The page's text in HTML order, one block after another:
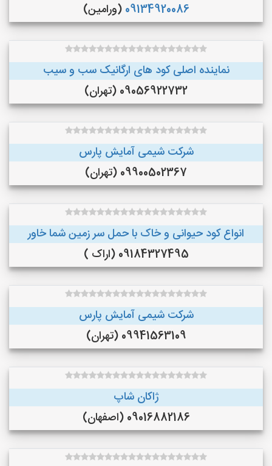
09134920086 (ورامین)
نماینده اصلی کود های ارگانیک سب و سیب
09056922732 (تهران)
شرکت شیمی آمایش پارس
09900502367 (تهران)
انواع کود حیوانی و خاک با حمل سر زمین شما خاور
09184327495 (اراک )
شرکت شیمی آمایش پارس
09941563109 (تهران)
ژاکان شاپ
09016882186 (اصفهان)